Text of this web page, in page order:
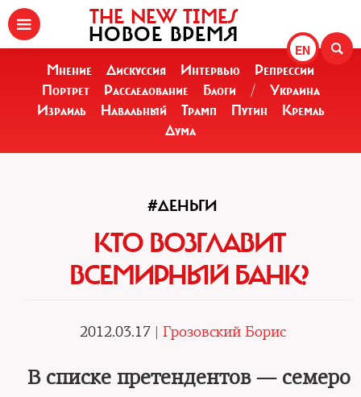
EN
THE NEW TIMES
НОВОЕ ВРЕМЯ
Мнение Дискуссия Интервью
Репрессии
Портрет
Расследование Блоги /
Украина
Израиль
Навальный Трамп Путин
Кремль
Дума
#ДЕНЬГИ
КТО ВОЗГЛАВИТ
ВСЕМИРНЫЙ БАНК?
2012.03.17 | Грозовский Борис
В списке претендентов — семеро